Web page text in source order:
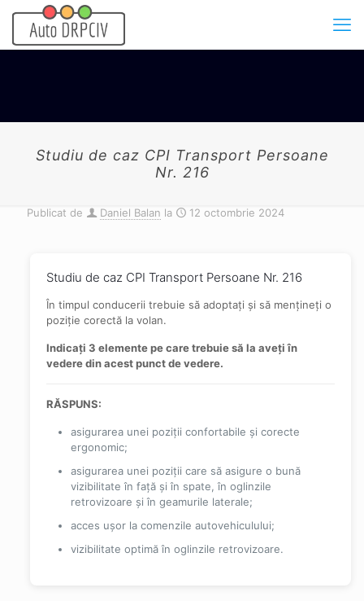
Studiu de caz CPI Transport Persoane
Nr. 216
Publicat de Daniel Balan la 12 octombrie 2024
Studiu de caz CPI Transport Persoane Nr. 216
În timpul conducerii trebuie să adoptaţi şi să menţineţi o
poziţie corectă la volan.
Indicaţi 3 elemente pe care trebuie să la aveţi în
vedere din acest punct de vedere.
RĂSPUNS:
asigurarea unei poziții confortabile și corecte
ergonomic;
asigurarea unei poziții care să asigure o bună
vizibilitate în față și în spate, în oglinzile
retrovizoare și în geamurile laterale;
acces ușor la comenzile autovehiculului;
vizibilitate optimă în oglinzile retrovizoare.